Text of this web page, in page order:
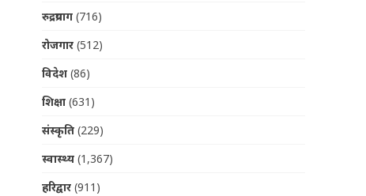
रुद्रप्रयाग(716)
रोजगार(512)
विदेश(86)
शिक्षा(631)
संस्कृति(229)
स्वास्थ्य(1,367)
हरिद्वार(911)